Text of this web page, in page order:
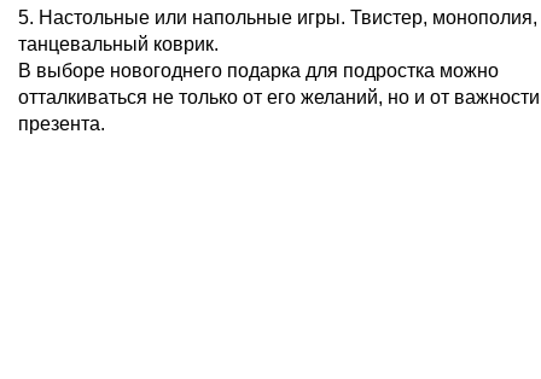
5. Настольные или напольные игры. Твистер, монополия,
танцевальный коврик.
В выборе новогоднего подарка для подростка можно
отталкиваться не только от его желаний, но и от важности
презента.